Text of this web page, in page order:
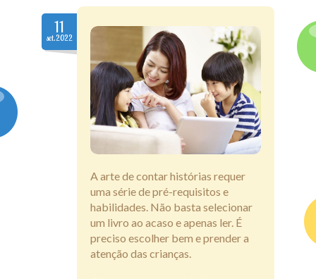
Play
Downloads
Atividades
Assine
11
set.2022
A arte de contar histórias requer
uma série de pré-requisitos e
habilidades. Não basta selecionar
um livro ao acaso e apenas ler. É
preciso escolher bem e prender a
atenção das crianças.